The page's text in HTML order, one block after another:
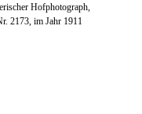
Hofphotograph,
2173, im Jahr 1911